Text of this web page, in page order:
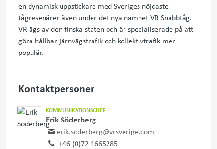
en dynamisk uppstickare med Sveriges nöjdaste
tågresenärer även under det nya namnet VR Snabbtåg.
VR ägs av den finska staten och är specialiserade på att
göra hållbar järnvägstrafik och kollektivtrafik mer
populär.
Kontaktpersoner
KOMMUNIKATIONSCHEF
Erik Söderberg
erik.soderberg@vrsverige.com
+46 (0)72 1665285